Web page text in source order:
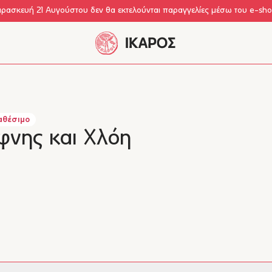
21 Αυγούστου δεν θα εκτελούνται παραγγελίες μέσω του e-
και Χλόη